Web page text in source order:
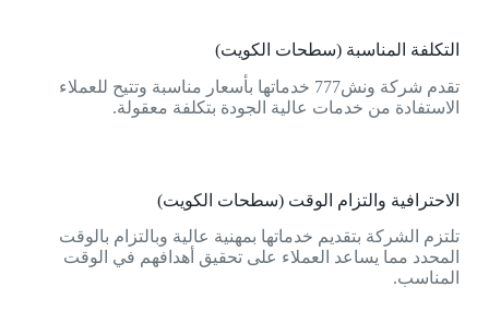
التكلفة المناسبة (سطحات الكويت)
تقدم شركة ونش777 خدماتها بأسعار مناسبة وتتيح للعملاء
الاستفادة من خدمات عالية الجودة بتكلفة معقولة.
الاحترافية والتزام الوقت (سطحات الكويت)
تلتزم الشركة بتقديم خدماتها بمهنية عالية وبالتزام بالوقت
المحدد مما يساعد العملاء على تحقيق أهدافهم في الوقت
المناسب.